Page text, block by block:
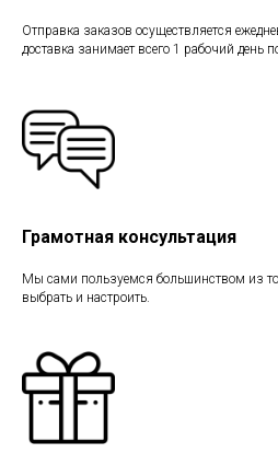
Отправка заказов осуществляется
доставка занимает всего 1 рабочий день
Грамотная консультация
Мы сами пользуемся большинством из
выбрать и настроить.